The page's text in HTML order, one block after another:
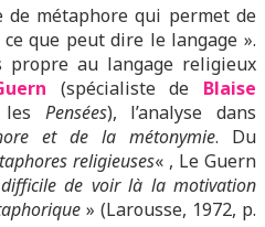
de métaphore qui permet de
que peut dire le langage ».
propre au langage religieux
(spécialiste de Blaise
Pensées), l’analyse dans
et de la métonymie. Du
religieuses« , Le Guern
difficile de voir là la motivation
» (Larousse, 1972, p.